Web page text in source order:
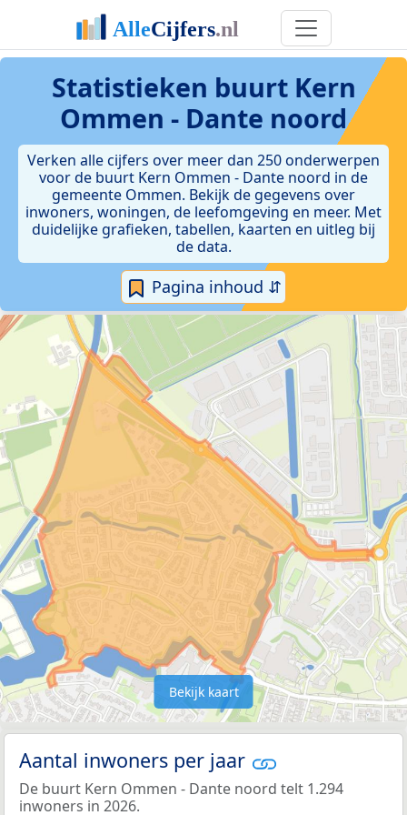
Statistieken buurt Kern
Ommen - Dante noord
Verken alle cijfers over meer dan 250 onderwerpen
voor de buurt Kern Ommen - Dante noord in de
gemeente Ommen. Bekijk de gegevens over
inwoners, woningen, de leefomgeving en meer. Met
duidelijke grafieken, tabellen, kaarten en uitleg bij
de data.
Pagina inhoud ⇵
Bekijk kaart
Aantal inwoners per jaar
De buurt Kern Ommen - Dante noord telt 1.294
inwoners in 2026.